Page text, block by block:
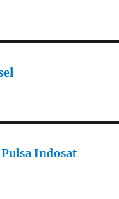
Indosat